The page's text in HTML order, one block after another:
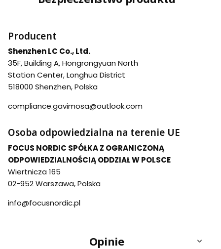
Producent
Shenzhen LC Co., Ltd.
35F, Building A, Hongrongyuan North
Station Center, Longhua District
518000 Shenzhen, Polska
compliance.gavimosa@outlook.com
Osoba odpowiedzialna na terenie UE
FOCUS NORDIC SPÓŁKA Z OGRANICZONĄ
ODPOWIEDZIALNOŚCIĄ ODDZIAŁ W POLSCE
Wiertnicza 165
02-952 Warszawa, Polska
info@focusnordic.pl
Opinie